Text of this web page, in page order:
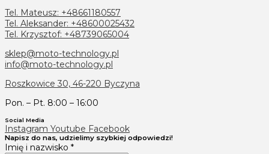
Tel. Mateusz: +48661180557
Tel. Aleksander: +48600025432
Tel. Krzysztof: +48739065004
sklep@moto-technology.pl
info@moto-technology.pl
Roszkowice 30, 46-220 Byczyna
Pon. – Pt. 8:00 – 16:00
Social Media
Instagram Youtube Facebook
Napisz do nas, udzielimy szybkiej odpowiedzi!
Imię i nazwisko *